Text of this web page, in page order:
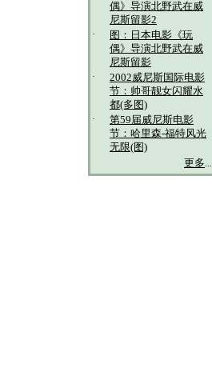
偶》导演北野武在威
尼斯留影2
·
图：日本电影《玩
偶》导演北野武在威
尼斯留影
·
2002威尼斯国际电影
节：帅哥靓女闪耀水
都(多图)
·
第59届威尼斯电影
节：哈里森-福特风光
无限(图)
更多...